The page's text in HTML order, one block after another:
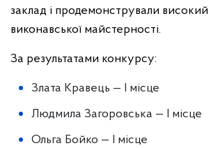
заклад і продемонстрували високий
виконавської майстерності.
За результатами конкурсу:
Злата Кравець — І місце
Людмила Загоровська — І місце
Ольга Бойко — І місце